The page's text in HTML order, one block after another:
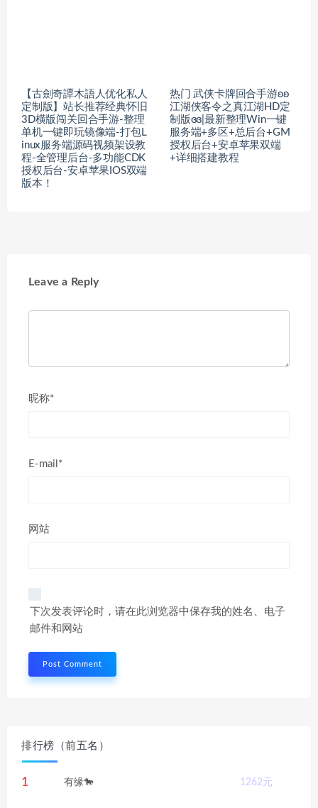
【古劍奇譚木語人优化私人
定制版】站长推荐经典怀旧
3D横版闯关回合手游-整理
单机一键即玩镜像端-打包L
inux服务端源码视频架设教
程-全管理后台-多功能CDK
授权后台-安卓苹果IOS双端
版本！
热门 武侠卡牌回合手游ʚʚ
江湖侠客令之真江湖HD定
制版ɞɞ|最新整理Win一键
服务端+多区+总后台+GM
授权后台+安卓苹果双端
+详细搭建教程
Leave a Reply
昵称*
E-mail*
网站
下次发表评论时，请在此浏览器中保存我的姓名、电子
邮件和网站
排行榜（前五名）
1 有缘🐎 1262元